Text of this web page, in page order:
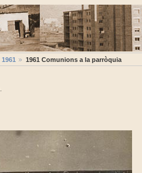
1961 1961 Comunions a la parròquia